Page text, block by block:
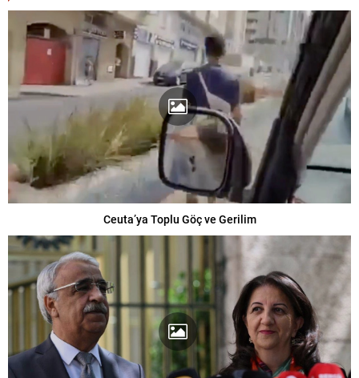
Ceuta’ya Toplu Göç ve Gerilim